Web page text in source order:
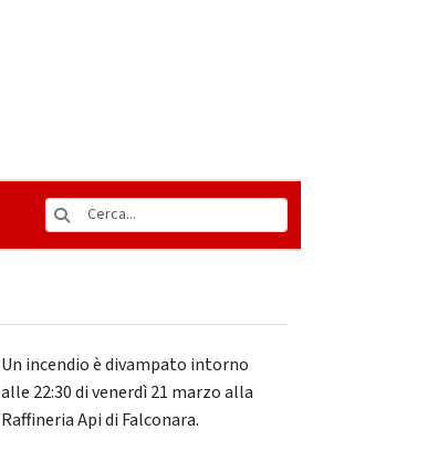
Un incendio è divampato intorno
alle 22:30 di venerdì 21 marzo alla
Raffineria Api di Falconara.